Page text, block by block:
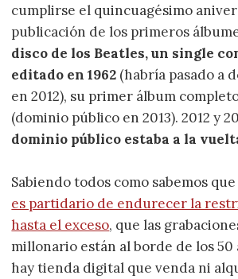
cumplirse el quincuagésimo
publicación de los primeros
disco de los Beatles, un single
editado en 1962 (habría pasado a
en 2012), su primer álbum
(dominio público en 2013). 2012 y
dominio público estaba a la
Sabiendo todos como sabemos
es partidario de endurecer la
hasta el exceso, que las
millonario están al borde de los 50
hay tienda digital que venda ni